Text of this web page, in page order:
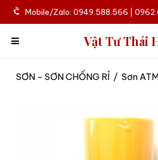
Mobile/Zalo: 0949.588.566 |
Vật Tư Thái
SƠN - SƠN CHỐNG RỈ / Sơn